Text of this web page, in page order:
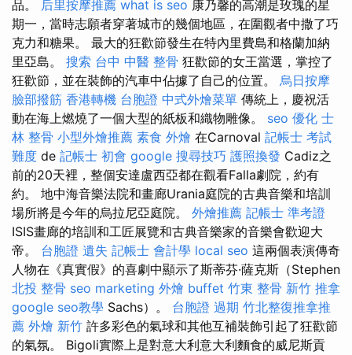
品。 后里按摩推薦 what is seo 康乃馨的高潮是玫瑰的星
期一，當時志願者穿著城市的幾個地區，在圍觀者中撒了巧
克力和糖果。 最大的狂歡節發生在特內里費島和格蘭加納
里亞島。 搜索 台中 中醫 整骨 狂歡節的女王當選，掌控了
狂歡節，並在裝飾的汽車中佔據了自己的位置。 烏日按摩
臉部撥筋 香港轉機 台胞證 中式外燴菜單 傳統上，慶祝活
動在海上燃燒了一個大型的紙板和織物雕像。 seo 優化 士
林 整骨 小型外燴推薦 素食 外燴 在Carnoval 記帳士 考試
難度 de 記帳士 初會 google 搜尋技巧 護照換發 Cadiz之
前的20天裡，整個安達盧西亞都在觀看Falla劇院，約有
約。 地中海音樂法院和畫廊Urania庭院的古典音樂和培訓
場所將是今年的烏拉尼亞庭院。 外燴推薦 記帳士 準考證
ISIS畫廊的培訓和工匠展覽和古典音樂家的音樂會歡迎大
帝。 台胞證 遺失 記帳士 會計學 local seo 這兩個表演傳奇
人物在《真實假》的喜劇中顯示了斯蒂芬·薩克斯（Stephen
北投 整骨 seo marketing 外燴 buffet 竹東 整骨 新竹 推拿
google seo教學 Sachs）。 台胞證 過期 竹北整復推拿推
薦 外燴 新竹 許多彩色的氣球和其他互補裝飾引起了狂歡節
的氣氛。 Bigoli實際上是對意大利意大利麵食的威尼斯貢